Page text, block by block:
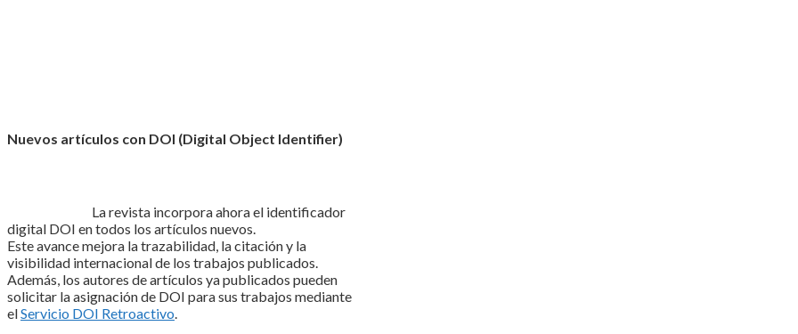
Nuevos artículos con DOI (Digital Object Identifier)
La revista incorpora ahora el identificador
digital DOI en todos los artículos nuevos.
Este avance mejora la trazabilidad, la citación y la
visibilidad internacional de los trabajos publicados.
Además, los autores de artículos ya publicados pueden
solicitar la asignación de DOI para sus trabajos mediante
elServicio DOI Retroactivo.